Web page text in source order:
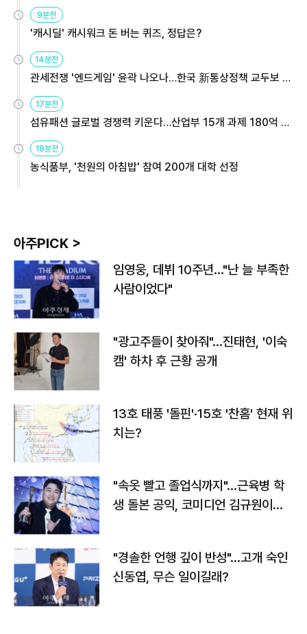
9분전
'캐시딜' 캐시워크 돈 버는 퀴즈, 정답은?
14분전
관세전쟁 '엔드게임' 윤곽 나오나…한국 新통상정책 교두보 활
17분전
섬유패션 글로벌 경쟁력 키운다…산업부 15개 과제 180억 지
18분전
농식품부, '천원의 아침밥' 참여 200개 대학 선정
아주PICK >
임영웅, 데뷔 10주년…"난 늘 부족한
사람이었다"
"광고주들이 찾아줘"…진태현, '이숙
캠' 하차 후 근황 공개
13호 태풍 '돌핀'·15호 '찬홈' 현재 위
치는?
"속옷 빨고 졸업식까지"…근육병 학
생 돌본 공익, 코미디언 김규원이었
"경솔한 언행 깊이 반성"…고개 숙인
신동엽, 무슨 일이길래?